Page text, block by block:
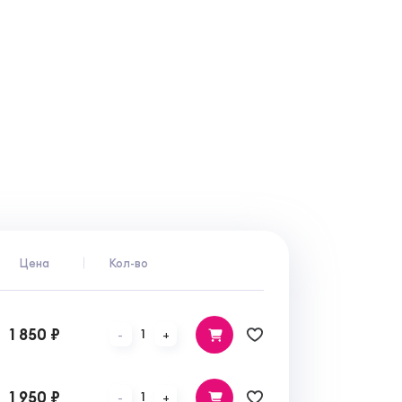
Цена Кол-во
1 850 ₽ - 1 +
1 950 ₽ - 1 +